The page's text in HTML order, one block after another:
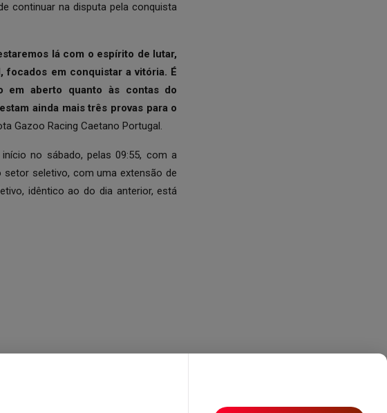
continuar na disputa pela conquista
lá com o espírito de lutar,
focados em conquistar a vitória. É
em aberto quanto às contas do
ainda mais três provas para o
Gazoo Racing Caetano Portugal.
no sábado, pelas 09:55, com a
setor seletivo, com uma extensão de
idêntico ao do dia anterior, está